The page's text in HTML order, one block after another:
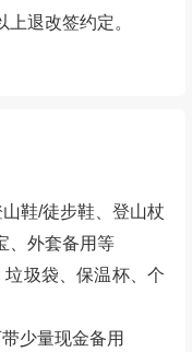
付，但最高额不应
如：闹钟坏了、出
到集合点，杜绝不
点视为迟到，至出
到视为放弃活动，
人陪同、不可携带